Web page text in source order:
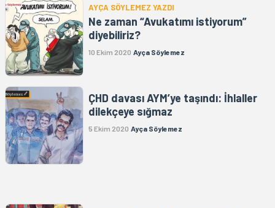
AYÇA SÖYLEMEZ YAZDI
Ne zaman “Avukatımı istiyorum”
diyebiliriz?
10 Ekim 2020 Ayça Söylemez
ÇHD davası AYM’ye taşındı: İhlaller
dilekçeye sığmaz
5 Ekim 2020 Ayça Söylemez